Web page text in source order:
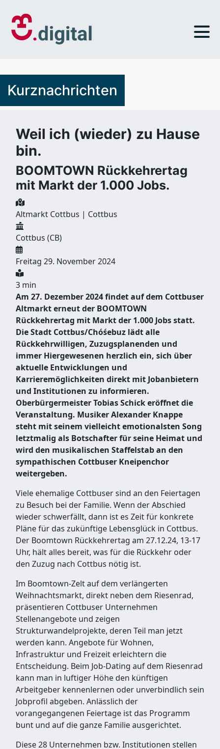
Kurznachrichten
Weil ich (wieder) zu Hause
bin.
BOOMTOWN Rückkehrertag
mit Markt der 1.000 Jobs.
Altmarkt Cottbus | Cottbus
Cottbus (CB)
Freitag 29. November 2024
3 min
Am 27. Dezember 2024 findet auf dem Cottbuser
Altmarkt erneut der BOOMTOWN
Rückkehrertag mit Markt der 1.000 Jobs statt.
Die Stadt Cottbus/Chóśebuz lädt alle
Rückkehrwilligen, Zuzugsplanenden und
immer Hiergewesenen herzlich ein, sich über
aktuelle Entwicklungen und
Karrieremöglichkeiten direkt mit Jobanbietern
und Institutionen zu informieren.
Oberbürgermeister Tobias Schick eröffnet die
Veranstaltung. Musiker Alexander Knappe
steht mit seinem vielleicht emotionalsten Song
letztmalig als Botschafter für seine Heimat und
wird den musikalischen Staffelstab an den
sympathischen Cottbuser Kneipenchor
weitergeben.
Viele ehemalige Cottbuser sind an den Feiertagen
zu Besuch bei der Familie. Wenn der Abschied
wieder schwerfällt, dann ist es Zeit für konkrete
Pläne für das zukünftige Lebensglück in Cottbus.
Der Boomtown Rückkehrertag am 27.12.24, 13-17
Uhr, hält alles bereit, was für die Rückkehr oder
den Zuzug nach Cottbus nötig ist.
Im Boomtown-Zelt auf dem verlängerten
Weihnachtsmarkt, direkt neben dem Riesenrad,
präsentieren Cottbuser Unternehmen
Stellenangebote und zeigen
Strukturwandelprojekte, deren Teil man jetzt
werden kann. Angebote für Wohnen,
Infrastruktur und Freizeit erleichtern die
Entscheidung. Beim Job-Dating auf dem Riesenrad
kann man in luftiger Höhe den künftigen
Arbeitgeber kennenlernen oder unverbindlich sein
Jobprofil abgeben. Anlässlich der
vorangegangenen Feiertage ist das Programm
bunt und auf die ganze Familie ausgerichtet.
Diese 28 Unternehmen bzw. Institutionen stellen